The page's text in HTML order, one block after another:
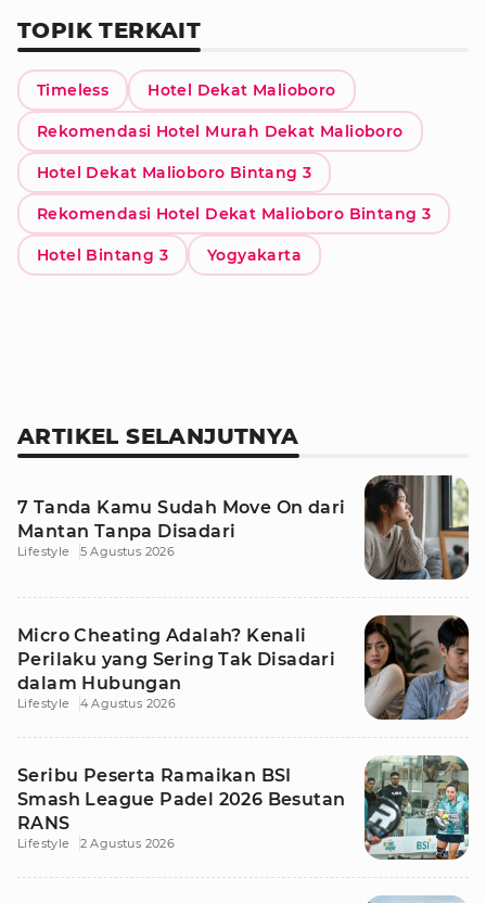
TOPIK TERKAIT
Timeless Hotel Dekat Malioboro
Rekomendasi Hotel Murah Dekat Malioboro
Hotel Dekat Malioboro Bintang 3
Rekomendasi Hotel Dekat Malioboro Bintang 3
Hotel Bintang 3 Yogyakarta
ARTIKEL SELANJUTNYA
7 Tanda Kamu Sudah Move On dari
Mantan Tanpa Disadari
Lifestyle 5 Agustus 2026
Micro Cheating Adalah? Kenali
Perilaku yang Sering Tak Disadari
dalam Hubungan
Lifestyle 4 Agustus 2026
Seribu Peserta Ramaikan BSI
Smash League Padel 2026 Besutan
RANS
Lifestyle 2 Agustus 2026